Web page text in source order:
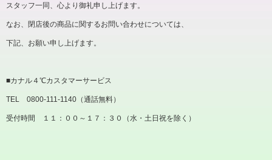
スタッフ一同、心より御礼申し上げます。
なお、閉店後の商品に関するお問い合わせについては、
下記、お願い申し上げます。
■カナル４℃カスタマーサービス
TEL 0800-111-1140（通話無料）
受付時間 １１：００～１７：３０（水・土日祝を除く）